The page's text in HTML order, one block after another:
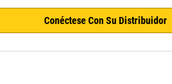
Conéctese Con Su Distribuidor